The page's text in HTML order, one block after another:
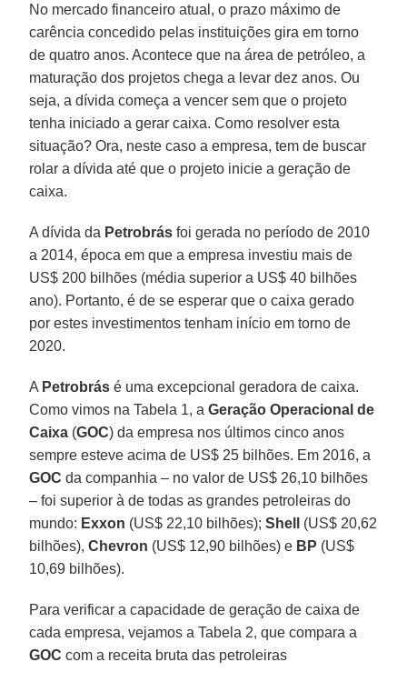
No mercado financeiro atual, o prazo máximo de
carência concedido pelas instituições gira em torno
de quatro anos. Acontece que na área de petróleo, a
maturação dos projetos chega a levar dez anos. Ou
seja, a dívida começa a vencer sem que o projeto
tenha iniciado a gerar caixa. Como resolver esta
situação? Ora, neste caso a empresa, tem de buscar
rolar a dívida até que o projeto inicie a geração de
caixa.
A dívida da Petrobrás foi gerada no período de 2010
a 2014, época em que a empresa investiu mais de
US$ 200 bilhões (média superior a US$ 40 bilhões
ano). Portanto, é de se esperar que o caixa gerado
por estes investimentos tenham início em torno de
2020.
A Petrobrás é uma excepcional geradora de caixa.
Como vimos na Tabela 1, a Geração Operacional de
Caixa (GOC) da empresa nos últimos cinco anos
sempre esteve acima de US$ 25 bilhões. Em 2016, a
GOC da companhia – no valor de US$ 26,10 bilhões
– foi superior à de todas as grandes petroleiras do
mundo: Exxon (US$ 22,10 bilhões);Shell
(US$ 20,62
bilhões),Chevron (US$ 12,90 bilhões) e BP (US$
10,69 bilhões).
Para verificar a capacidade de geração de caixa de
cada empresa, vejamos a Tabela 2, que compara a
GOC com a receita bruta das petroleiras